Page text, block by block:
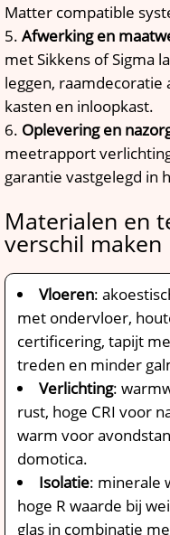
Matter compatible
Afwerking en
met Sikkens of Sigma
leggen,
kasten en inloopkast.​
Oplevering en
meetrapport
garantie vastgelegd in
Materialen en
verschil maken
Vloeren:
met ondervloer,
certificering, tapijt
treden en minder
Verlichting:
rust, hoge CRI voor
warm voor
domotica.​
Isolatie: minerale
hoge R waarde bij
glas in combinatie